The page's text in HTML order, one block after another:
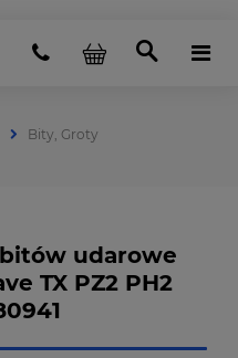
Bity, Groty
udarowe
TX PZ2 PH2